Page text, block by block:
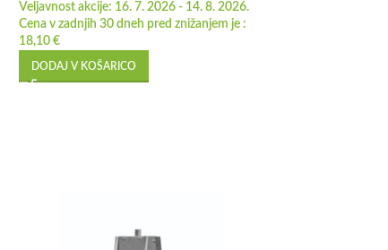
Veljavnost akcije: 16. 7. 2026 - 14. 8. 2026.
Cena v zadnjih 30 dneh pred znižanjem je :
18,10 €
DODAJ V KOŠARICO